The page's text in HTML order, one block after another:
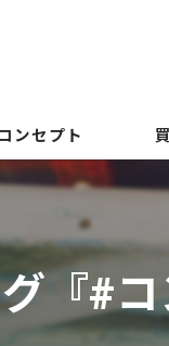
コンセプト
絵
『#